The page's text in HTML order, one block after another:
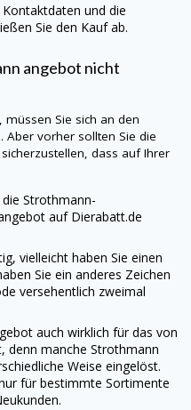
und die
Sie den Kauf ab.
angebot nicht
Sie sich an den
Aber vorher sollten Sie die
dass auf Ihrer
Strothmann-
auf Dierabatt.de
vielleicht haben Sie einen
Sie ein anderes Zeichen
versehentlich zweimal
auch wirklich für das von
denn manche Strothmann
Weise eingelöst.
für bestimmte Sortimente